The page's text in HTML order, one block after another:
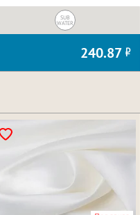
SUB
WATER
240.87